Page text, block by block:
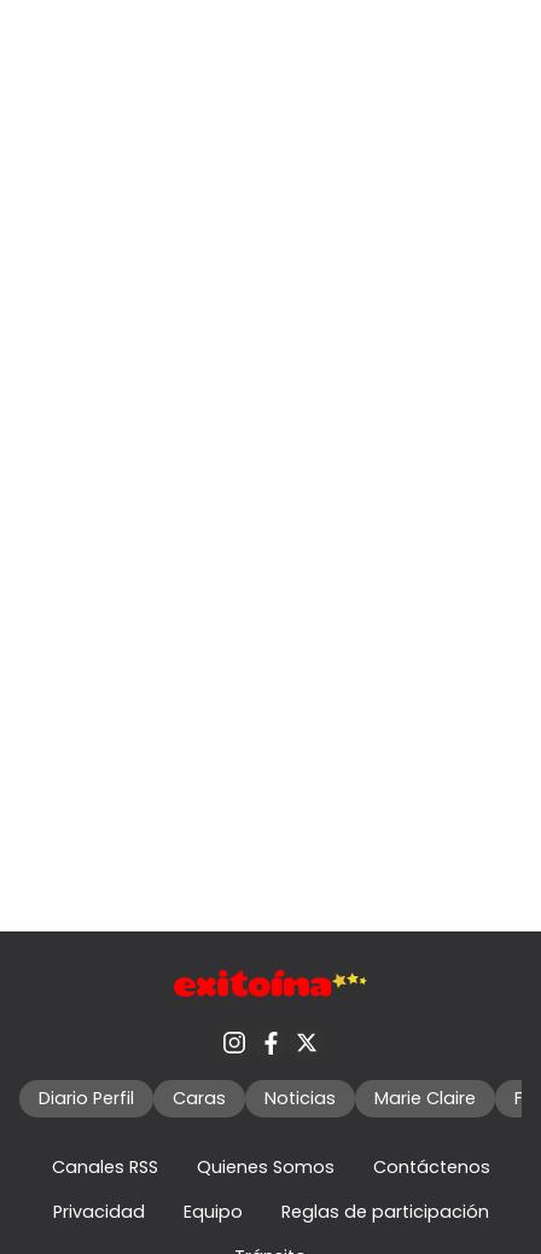
Diario Perfil Caras Noticias Marie Claire
Canales RSS Quienes Somos
Contáctenos
Privacidad
Equipo
Reglas de participación